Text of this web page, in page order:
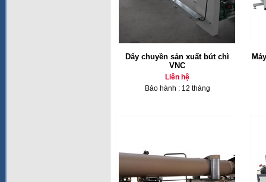
Dây chuyền sản xuất bút chì
VNC
Liên hệ
Bảo hành : 12 tháng